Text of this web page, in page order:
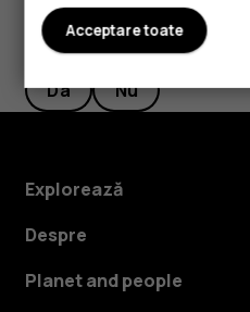
Considerați utile
Da Nu
Explorează
Despre
Planet and people
Acceptare toate